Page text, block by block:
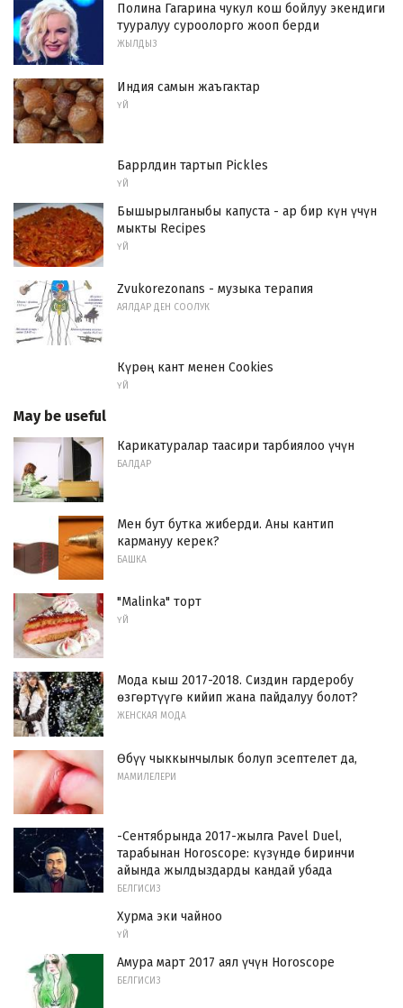
Полина Гагарина чукул кош бойлуу экендиги
тууралуу суроолорго жооп берди
ЖЫЛДЫЗ
Индия самын жаъгактар
ҮЙ
Баррлдин тартып Pickles
ҮЙ
Бышырылганыбы капуста - ар бир күн үчүн
мыкты Recipes
ҮЙ
Zvukorezonans - музыка терапия
АЯЛДАР ДЕН СООЛУК
Күрөң кант менен Cookies
ҮЙ
May be useful
Карикатуралар таасири тарбиялоо үчүн
БАЛДАР
Мен бут бутка жиберди. Аны кантип
кармануу керек?
БАШКА
"Malinka" торт
ҮЙ
Мода кыш 2017-2018. Сиздин гардеробу
өзгөртүүгө кийип жана пайдалуу болот?
ЖЕНСКАЯ МОДА
Өбүү чыккынчылык болуп эсептелет да,
МАМИЛЕЛЕРИ
-Сентябрында 2017-жылга Pavel Duel,
тарабынан Horoscope: күзүндө биринчи
айында жылдыздарды кандай убада
БЕЛГИСИЗ
Хурма эки чайноо
ҮЙ
Амура март 2017 аял үчүн Horoscope
БЕЛГИСИЗ